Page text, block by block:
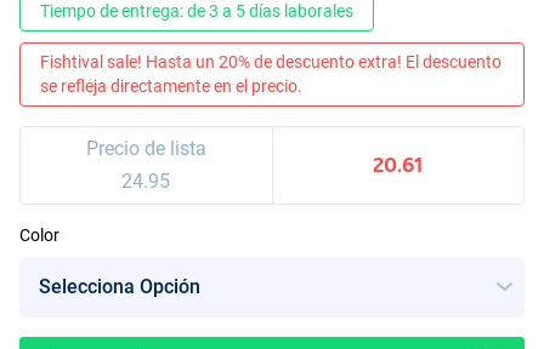
Tiempo de entrega: de 3 a 5 días laborales
Fishtival sale! Hasta un 20% de descuento extra! El descuento
se refleja directamente en el precio.
Precio de lista
24.95
20.61
Color